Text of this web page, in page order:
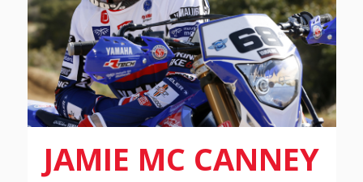
JAMIE MC CANNEY